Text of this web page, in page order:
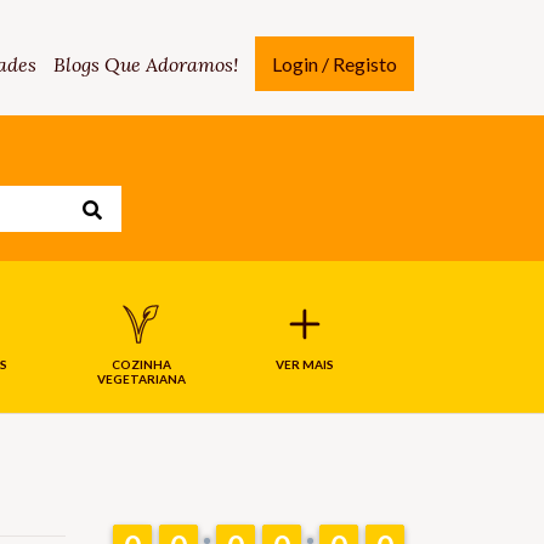
Blogs Que Adoramos! Login / Registo
COZINHA
VEGETARIANA
VER MAIS